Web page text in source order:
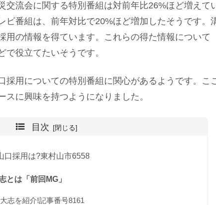
交流会に関する特別番組は対前年比26%ほど増えて
ビ番組は、前年対比で20%ほど増加したそうです。
用の情報を得ています。これらの得た情報について
役立てたいそうです。
採用についての特別番組に関心があるようです。こ
に興味を持つようになりました。
目次
口採用は?東村山市6558
とは「前回MG」
志を紹介!記事番号8161